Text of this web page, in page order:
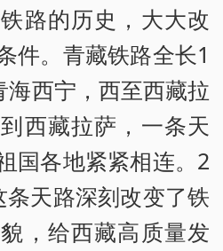
路的历史，大大改
件。青藏铁路全长1
西宁，西至西藏拉
西藏拉萨，一条天
国各地紧紧相连。2
天路深刻改变了铁
，给西藏高质量发